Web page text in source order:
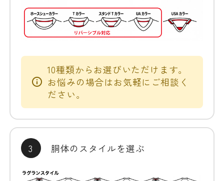
10種類からお選びいただけます。
お悩みの場合はお気軽にご相談く
ださい。
3 胴体のスタイルを選ぶ